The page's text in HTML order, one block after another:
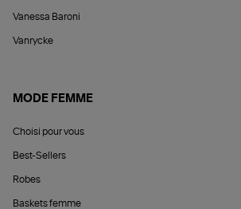
Vanessa Baroni
Vanrycke
MODE FEMME
Choisi pour vous
Best-Sellers
Robes
Baskets femme